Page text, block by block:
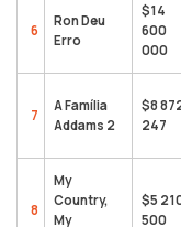
6
Ron Deu
Erro
$14
600
000
7
A Família
Addams 2
$8
247
8
My
Country,
My
$5
500